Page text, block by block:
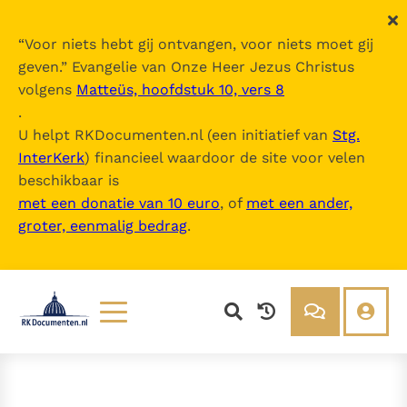
“Voor niets hebt gij ontvangen, voor niets moet gij
geven.” Evangelie van Onze Heer Jezus Christus
volgens Matteüs, hoofdstuk 10, vers 8
.
U helpt RKDocumenten.nl (een initiatief van Stg.
InterKerk) financieel waardoor de site voor velen
beschikbaar is
met een donatie van 10 euro, of met een ander,
groter, eenmalig bedrag.